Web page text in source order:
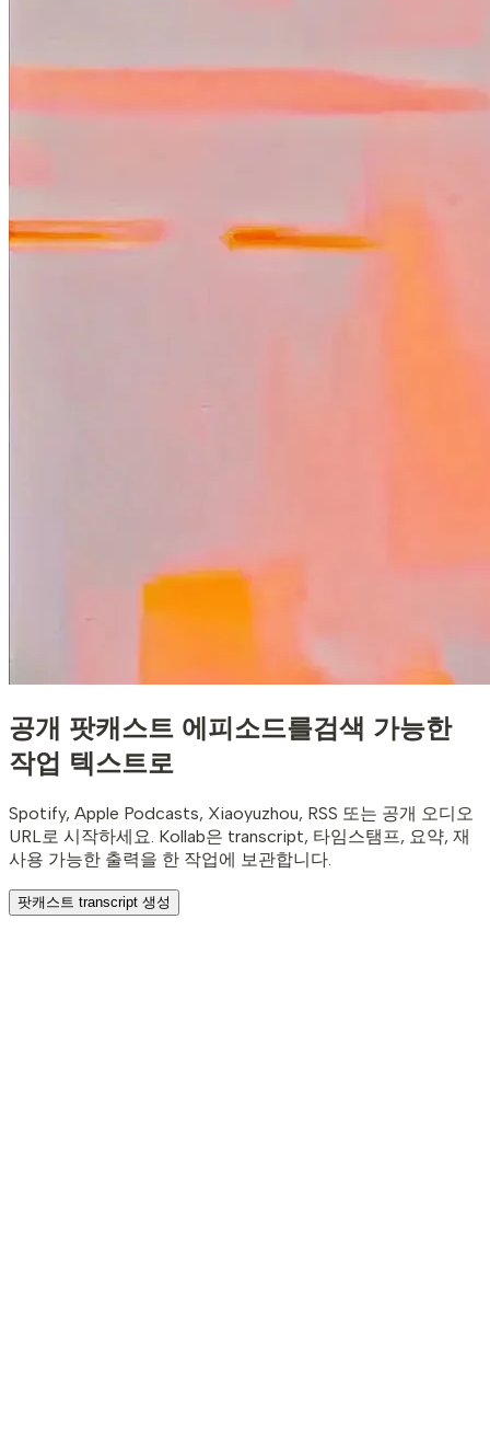
공개 팟캐스트 에피소드를검색 가능한
작업 텍스트로
Spotify, Apple Podcasts, Xiaoyuzhou, RSS 또는 공개 오디오
URL로 시작하세요. Kollab은 transcript, 타임스탬프, 요약, 재
사용 가능한 출력을 한 작업에 보관합니다.
팟캐스트 transcript 생성